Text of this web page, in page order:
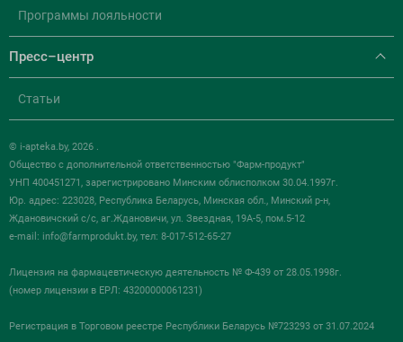
Программы лояльности
Пресс–центр
Статьи
© i-apteka.by, 2026 .
Общество с дополнительной ответственностью "Фарм-продукт"
УНП 400451271, зарегистрировано Минским облисполком 30.04.1997г.
Юр. адрес: 223028, Республика Беларусь, Минская обл., Минский р-н,
Ждановичский с/с, аг.Ждановичи, ул. Звездная, 19А-5, пом.5-12
e-mail: info@farmprodukt.by, тел: 8-017-512-65-27
Лицензия на фармацевтическую деятельность № Ф-439 от 28.05.1998г.
(номер лицензии в ЕРЛ: 43200000061231)
Регистрация в Торговом реестре Республики Беларусь №723293 от 31.07.2024